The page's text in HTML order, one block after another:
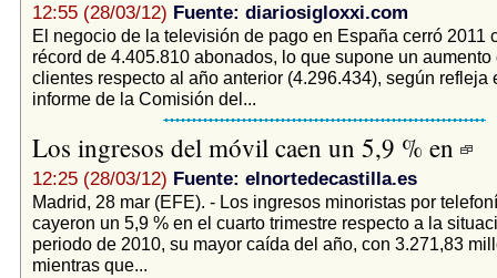
12:55 (28/03/12) Fuente: diariosigloxxi.com
El negocio de la televisión de pago en España cerró 2011
récord de 4.405.810 abonados, lo que supone un aumento
clientes respecto al año anterior (4.296.434), según refleja
informe de la Comisión del...
Los ingresos del móvil caen un 5,9 % en
12:25 (28/03/12) Fuente: elnortedecastilla.es
Madrid, 28 mar (EFE). - Los ingresos minoristas por
cayeron un 5,9 % en el cuarto trimestre respecto a la
periodo de 2010, su mayor caída del año, con 3.271,83
mientras que...